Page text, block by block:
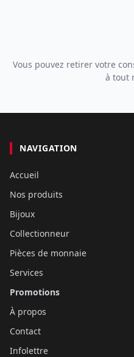
Vous pouvez retirer votre
à tout
NAVIGATION
Accueil
Nos produits
Bijoux
Collectionneur
Pièces de monnaie
Services
Promotions
À propos
Contact
Infolettre